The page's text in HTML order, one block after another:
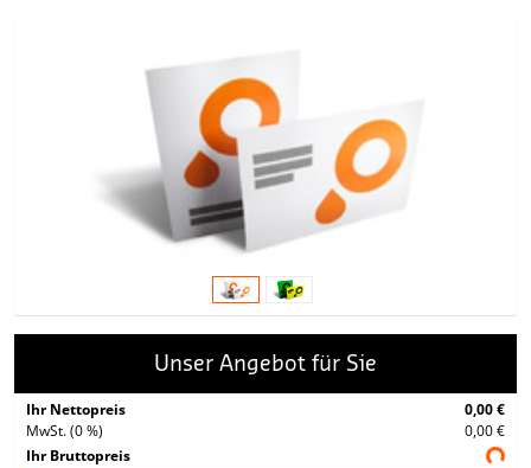
Unser Angebot für Sie
Ihr Nettopreis
0,00 €
MwSt. (0 %)
0,00 €
Ihr Bruttopreis